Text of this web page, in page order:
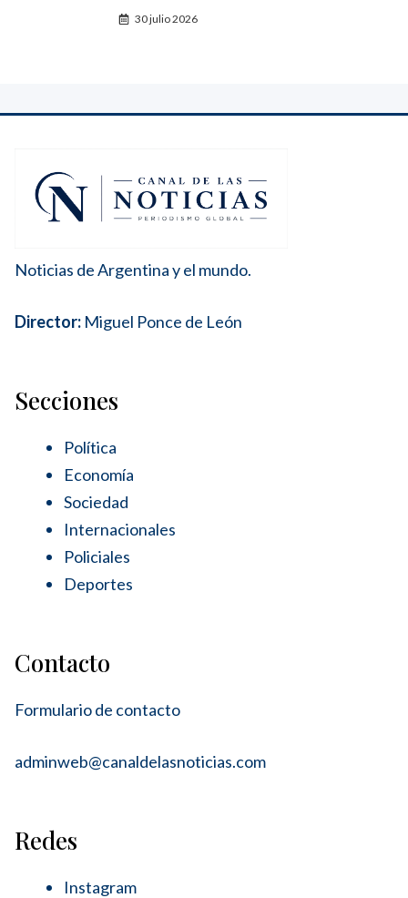
30 julio 2026
Noticias de Argentina y el mundo.
Director: Miguel Ponce de León
Secciones
Política
Economía
Sociedad
Internacionales
Policiales
Deportes
Contacto
Formulario de contacto
adminweb@canaldelasnoticias.com
Redes
Instagram